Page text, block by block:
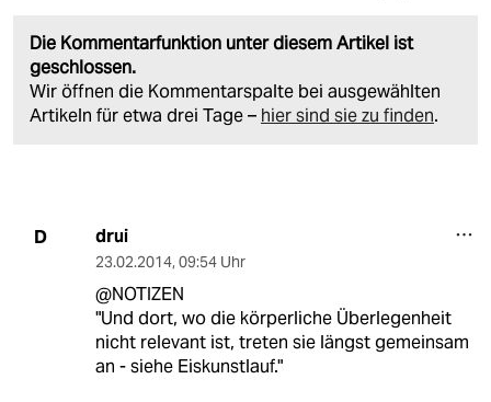
Die Kommentarfunktion unter diesem Artikel ist
geschlossen.
Wir öffnen die Kommentarspalte bei ausgewählten
Artikeln für etwa drei Tage – hier sind sie zu finden.
D drui
23.02.2014, 09:54 Uhr
@NOTIZEN
"Und dort, wo die körperliche Überlegenheit
nicht relevant ist, treten sie längst gemeinsam
an - siehe Eiskunstlauf."